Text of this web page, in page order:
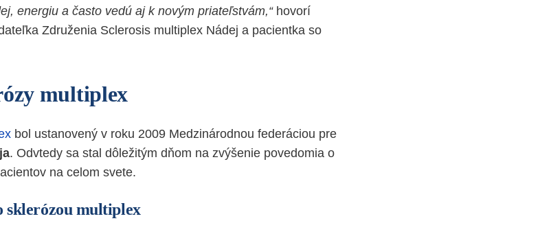
energiu a často vedú aj k novým priateľstvám,“ hovorí
Združenia Sclerosis multiplex Nádej a pacientka so
multiplex
bol ustanovený v roku 2009 Medzinárodnou federáciou pre
. Odvtedy sa stal dôležitým dňom na zvýšenie povedomia o
na celom svete.
sklerózou multiplex